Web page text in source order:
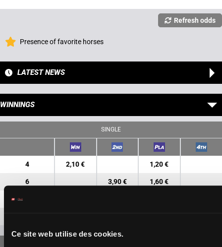
Ce site web utilise des cookies.
Refresh odds
Presence of favorite horses
LATEST NEWS
WINNINGS
SINGLE
4 2,10 € 1,20 €
6 3,90 € 1,60 €